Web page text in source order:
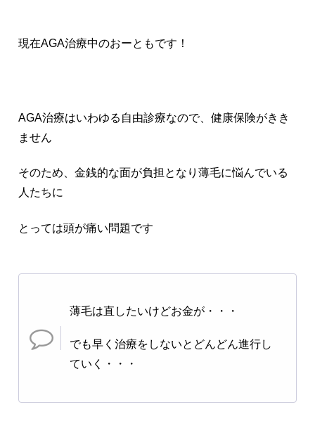
現在AGA治療中のおーともです！
AGA治療はいわゆる自由診療なので、健康保険がきき
ません
そのため、金銭的な面が負担となり薄毛に悩んでいる
人たちに
とっては頭が痛い問題です
薄毛は直したいけどお金が・・・
でも早く治療をしないとどんどん進行し
ていく・・・